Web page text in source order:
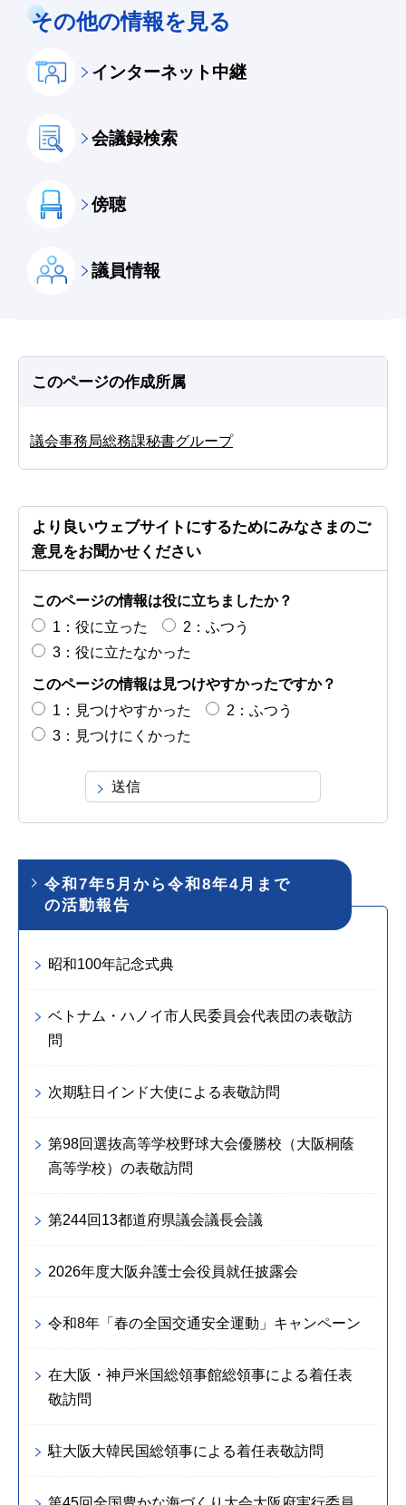
その他の情報を見る
インターネット中継
会議録検索
傍聴
議員情報
このページの作成所属
議会事務局総務課秘書グループ
より良いウェブサイトにするためにみなさまのご
意見をお聞かせください
このページの情報は役に立ちましたか？
1：役に立った
2：ふつう
3：役に立たなかった
このページの情報は見つけやすかったですか？
1：見つけやすかった
2：ふつう
3：見つけにくかった
令和7年5月から令和8年4月まで
の活動報告
昭和100年記念式典
ベトナム・ハノイ市人民委員会代表団の表敬訪
問
次期駐日インド大使による表敬訪問
第98回選抜高等学校野球大会優勝校（大阪桐蔭
高等学校）の表敬訪問
第244回13都道府県議会議長会議
2026年度大阪弁護士会役員就任披露会
令和8年「春の全国交通安全運動」キャンペーン
在大阪・神戸米国総領事館総領事による着任表
敬訪問
駐大阪大韓民国総領事による着任表敬訪問